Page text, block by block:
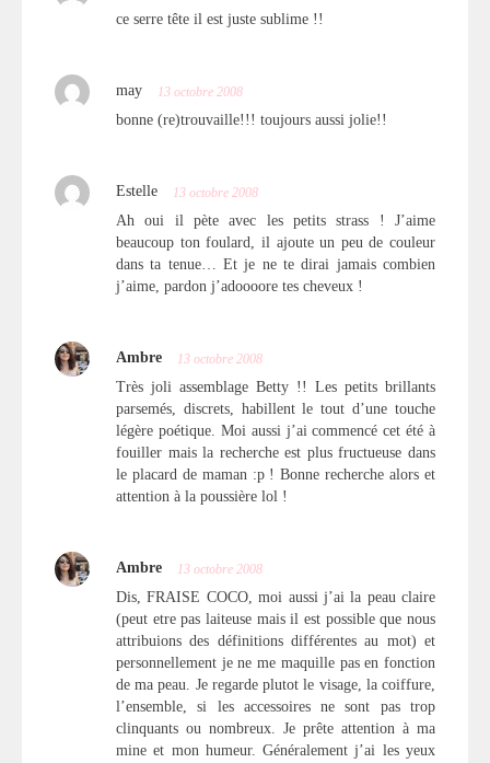
ce serre tête il est juste sublime !!
may 13 octobre 2008
bonne (re)trouvaille!!! toujours aussi jolie!!
Estelle 13 octobre 2008
Ah oui il pète avec les petits strass ! J’aime
beaucoup ton foulard, il ajoute un peu de couleur
dans ta tenue… Et je ne te dirai jamais combien
j’aime, pardon j’adoooore tes cheveux !
Ambre 13 octobre 2008
Très joli assemblage Betty !! Les petits brillants
parsemés, discrets, habillent le tout d’une touche
légère poétique. Moi aussi j’ai commencé cet été à
fouiller mais la recherche est plus fructueuse dans
le placard de maman :p ! Bonne recherche alors et
attention à la poussière lol !
Ambre 13 octobre 2008
Dis, FRAISE COCO, moi aussi j’ai la peau claire
(peut etre pas laiteuse mais il est possible que nous
attribuions des définitions différentes au mot) et
personnellement je ne me maquille pas en fonction
de ma peau. Je regarde plutot le visage, la coiffure,
l’ensemble, si les accessoires ne sont pas trop
clinquants ou nombreux. Je prête attention à ma
mine et mon humeur. Généralement j’ai les yeux